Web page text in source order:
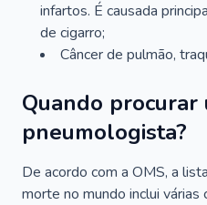
infartos. É causada
de cigarro;
Câncer de pulmão,
Quando procurar
pneumologista?
De acordo com a OMS, a
morte no mundo inclui